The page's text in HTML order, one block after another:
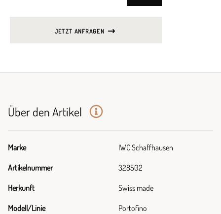
JETZT ANFRAGEN
Über den Artikel
Marke IWC Schaffhausen
Artikelnummer 328502
Herkunft Swiss made
Modell/Linie Portofino